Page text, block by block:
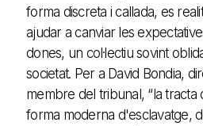
forma discreta i callada, es
ajudar a canviar les
dones, un col·lectiu sovint
societat. Per a David Bondia,
membre del tribunal, “la
forma moderna d'esclavatge,